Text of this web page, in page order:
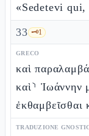
«Sedetevi
33 🗝️1
GRECO
καὶ
καὶ⸃ Ἰωάννην
ἐκθαμβεῖσθαι
TRADUZIONE